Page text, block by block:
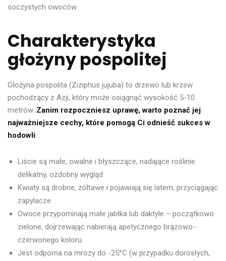
soczystych owoców.
Charakterystyka
głożyny pospolitej
Głożyna pospolita (Ziziphus jujuba) to drzewo lub krzew
pochodzący z Azji, który może osiągnąć wysokość 5-10
metrów. Zanim rozpoczniesz uprawę, warto poznać jej
najważniejsze cechy, które pomogą Ci odnieść sukces w
hodowli:
Liście są małe, owalne i błyszczące, nadające roślinie
delikatny, ozdobny wygląd
Kwiaty są drobne, żółtawe i pojawiają się latem, przyciągając
zapylacze
Owoce przypominają małe jabłka lub daktyle – początkowo
zielone, dojrzewając nabierają apetycznego brązowo-
czerwonego koloru
Jest odporna na mrozy do -25°C (w przypadku dorosłych,